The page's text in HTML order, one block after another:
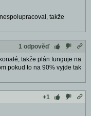
takže
1 odpověď
takže plán funguje na
pokud to na 90% vyjde tak
+1